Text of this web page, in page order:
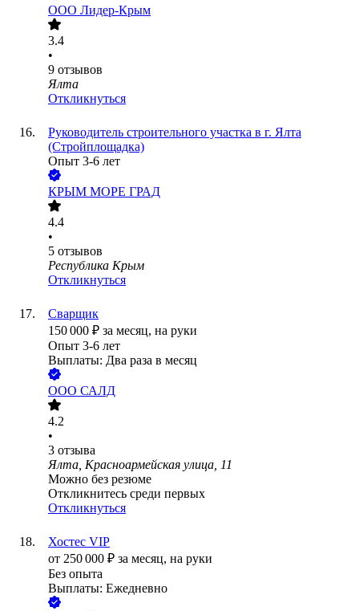
ООО Лидер-Крым
3.4
•
9 отзывов
Ялта
Откликнуться
Руководитель строительного участка в г. Ялта
(Стройплощадка)
Опыт 3-6 лет
КРЫМ МОРЕ ГРАД
4.4
•
5 отзывов
Республика Крым
Откликнуться
Сварщик
150 000 ₽ за месяц, на руки
Опыт 3-6 лет
Выплаты: Два раза в месяц
ООО САЛД
4.2
•
3 отзыва
Ялта, Красноармейская улица, 11
Можно без резюме
Откликнитесь среди первых
Откликнуться
Хостес VIP
от 250 000 ₽ за месяц, на руки
Без опыта
Выплаты: Ежедневно